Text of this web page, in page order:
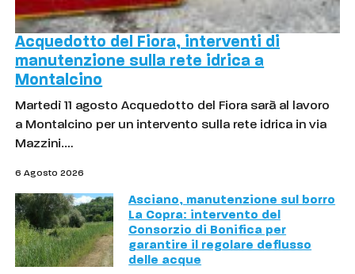
Acquedotto del Fiora, interventi di
manutenzione sulla rete idrica a
Montalcino
Martedì 11 agosto Acquedotto del Fiora sarà al lavoro
a Montalcino per un intervento sulla rete idrica in via
Mazzini.…
6 Agosto 2026
Asciano, manutenzione sul borro
La Copra: intervento del
Consorzio di Bonifica per
garantire il regolare deflusso
delle acque